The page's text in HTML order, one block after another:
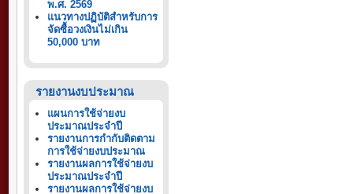
พ.ศ. 2569
แนวทางปฏิบัติสำหรับการ
จัดซื้อวงเงินไม่เกิน
50,000 บาท
รายงานงบประมาณ
แผนการใช้จ่ายงบ
ประมาณประจำปี
รายงานการกำกับติดตาม
การใช้จ่ายงบประมาณ
รายงานผลการใช้จ่ายงบ
ประมาณประจำปี
รายงานผลการใช้จ่ายงบ